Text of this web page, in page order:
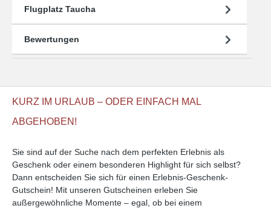
Flugplatz Taucha
Bewertungen
KURZ IM URLAUB – ODER EINFACH MAL
ABGEHOBEN!
Sie sind auf der Suche nach dem perfekten Erlebnis als
Geschenk oder einem besonderen Highlight für sich selbst?
Dann entscheiden Sie sich für einen Erlebnis-Geschenk-
Gutschein! Mit unseren Gutscheinen erleben Sie
außergewöhnliche Momente – egal, ob bei einem